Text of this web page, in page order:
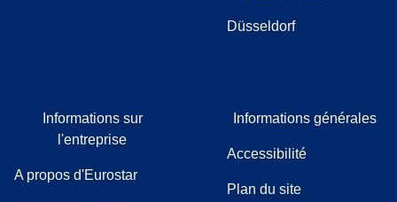
Düsseldorf
Informations sur
l'entreprise
A propos d'Eurostar
Informations générales
Accessibilité
Plan du site